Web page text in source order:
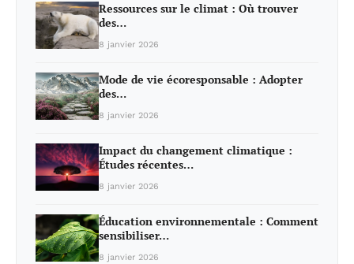
Ressources sur le climat : Où trouver
des…
8 janvier 2026
Mode de vie écoresponsable : Adopter
des…
8 janvier 2026
Impact du changement climatique :
Études récentes…
8 janvier 2026
Éducation environnementale : Comment
sensibiliser…
8 janvier 2026